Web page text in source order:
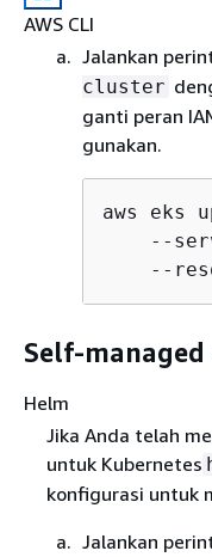
AWS CLI
Jalankan
cluster
ganti peran
gunakan.
aws eks
--
--
Self-
Helm
Jika Anda telah
untuk Kubernetes
konfigurasi untuk
Jalankan